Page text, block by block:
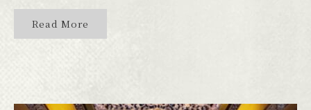
Read More